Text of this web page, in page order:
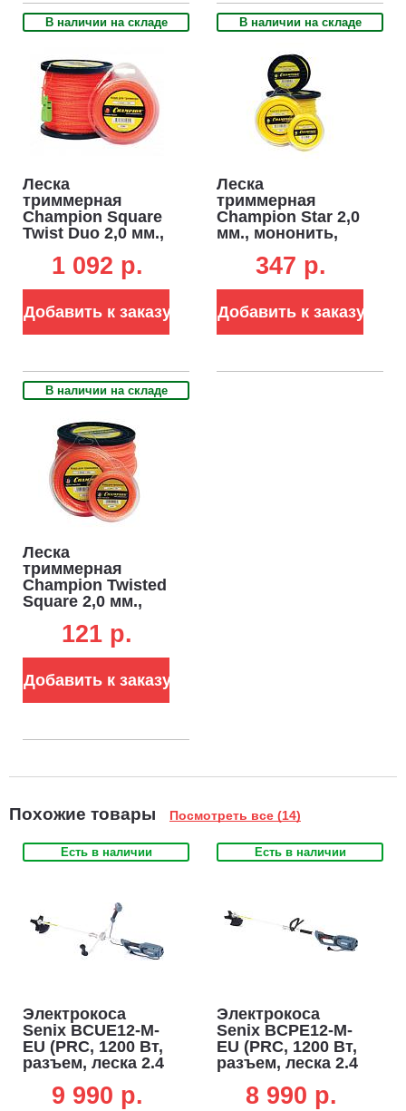
В наличии на складе
Леска
триммерная
Champion Square
Twist Duo 2,0 мм.,
материал, витой
квадрат, 126 м. +
1 092 p.
Добавить к заказу
В наличии на складе
Леска
триммерная
Champion Star 2,0
мм., мононить,
347 p.
Добавить к заказу
В наличии на складе
Леска
триммерная
Champion Twisted
Square 2,0 мм.,
квадрат, 15 м.
121 p.
Добавить к заказу
Похожие товары Посмотреть все (14)
Есть в наличии
Электрокоса
Senix BCUE12-M-
EU (PRC, 1200 Вт,
разъем, леска 2.4
рукоятка, ремень,
9 990 p.
Есть в наличии
Электрокоса
Senix BCPE12-M-
EU (PRC, 1200 Вт,
разъем, леска 2.4
рукоятка, ремень,
8 990 p.